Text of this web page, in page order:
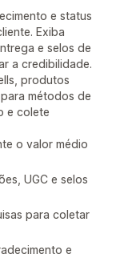
e status
Exiba
e selos de
a credibilidade.
produtos
métodos de
e colete
o valor médio
UGC e selos
para coletar
e